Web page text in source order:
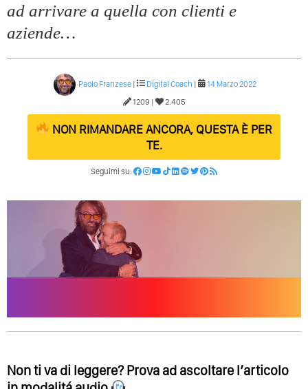
ad arrivare a quella con clienti e
aziende…
Paolo Franzese| Digital Coach |
14 Marzo 2022
1209 |
2.405
NON RIMANDARE ANCORA, QUESTA È PER
TE.
Seguimi su:
Non ti va di leggere? Prova ad ascoltare l’articolo